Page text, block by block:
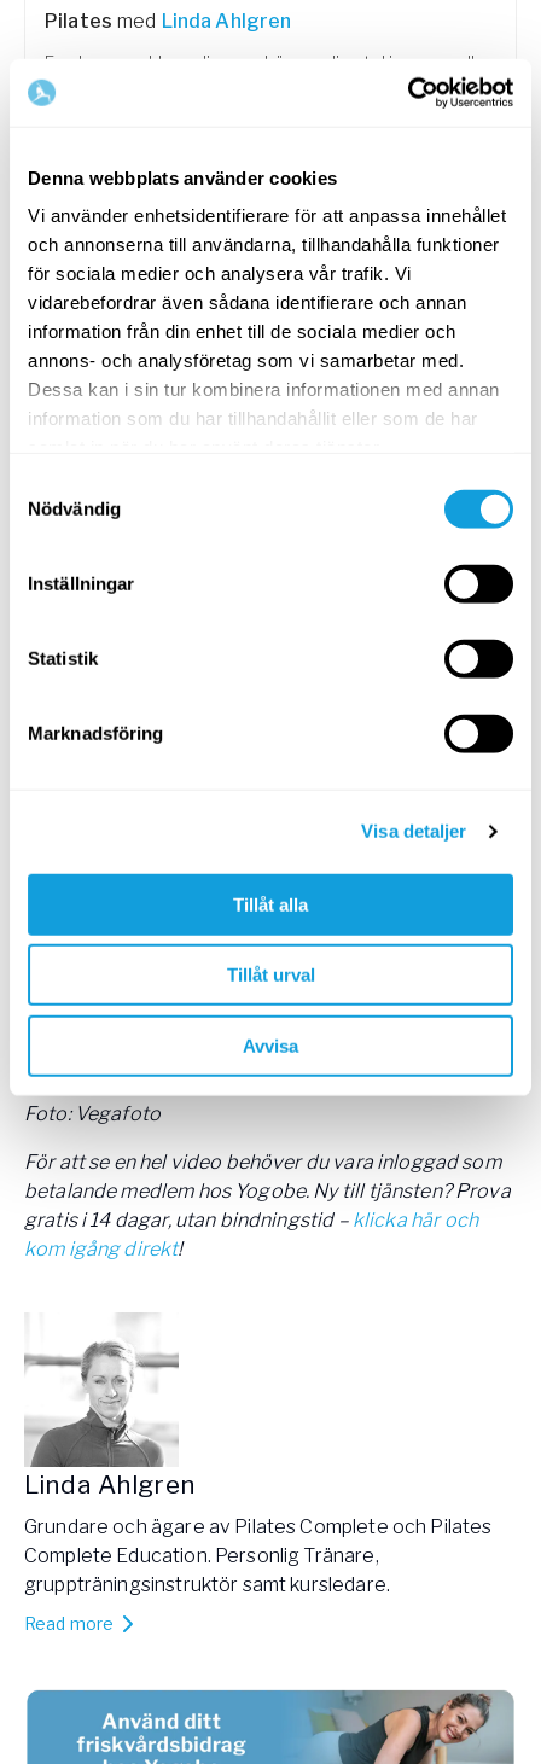
Denna webbplats använder cookies
Vi använder enhetsidentifierare för att anpassa innehållet
och annonserna till användarna, tillhandahålla funktioner
för sociala medier och analysera vår trafik. Vi
vidarebefordrar även sådana identifierare och annan
information från din enhet till de sociala medier och
annons- och analysföretag som vi samarbetar med.
Dessa kan i sin tur kombinera informationen med annan
information som du har tillhandahållit eller som de har
Nödvändig
Inställningar
Statistik
Marknadsföring
Visa detaljer
Tillåt alla
Tillåt urval
Avvisa
Pilates med Linda Ahlgren
En skonsam klass dig som känner dig stel i ryggen eller
har ont.
Grundteknik och tips för att hitta jämnvikt på bollen,
20min
Pilates med motståndsband – för en stolt hållning
samt en stark och välplacerad överkropp.
Foto: Vegafoto
För att se en hel video behöver du vara inloggad som
betalande medlem hos Yogobe. Ny till tjänsten? Prova
gratis i 14 dagar, utan bindningstid – klicka här och
kom igång direkt!
Linda Ahlgren
Grundare och ägare av Pilates Complete och Pilates
Complete Education. Personlig Tränare,
gruppträningsinstruktör samt kursledare.
Read more